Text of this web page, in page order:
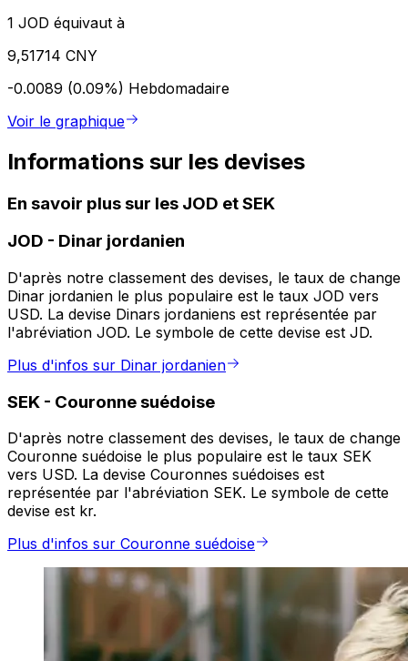
1 JOD équivaut à
9,51714 CNY
-0.0089 (0.09%) Hebdomadaire
Voir le graphique
Informations sur les devises
En savoir plus sur les JOD et SEK
JOD - Dinar jordanien
D'après notre classement des devises, le taux de change
Dinar jordanien le plus populaire est le taux JOD vers
USD. La devise Dinars jordaniens est représentée par
l'abréviation JOD. Le symbole de cette devise est JD.
Plus d'infos sur Dinar jordanien
SEK - Couronne suédoise
D'après notre classement des devises, le taux de change
Couronne suédoise le plus populaire est le taux SEK
vers USD. La devise Couronnes suédoises est
représentée par l'abréviation SEK. Le symbole de cette
devise est kr.
Plus d'infos sur Couronne suédoise